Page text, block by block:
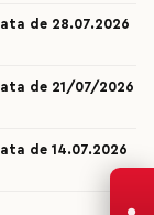
de 28.07.2026
de 21/07/2026
de 14.07.2026